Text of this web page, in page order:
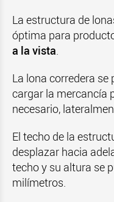
La estructura de
óptima para
a la vista.
La lona corredera
cargar la mercancía
necesario,
El techo de la
desplazar hacia
techo y su altura se
milímetros.